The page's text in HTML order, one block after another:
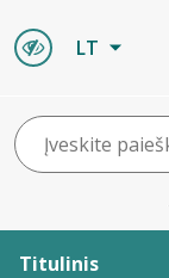
LT
Titulinis